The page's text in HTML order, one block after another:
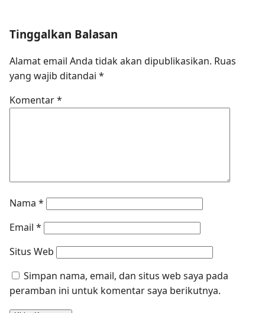
Tinggalkan Balasan
Alamat email Anda tidak akan dipublikasikan. Ruas
yang wajib ditandai *
Komentar*
Nama *
Email *
Situs Web
Simpan nama, email, dan situs web saya pada
peramban ini untuk komentar saya berikutnya.